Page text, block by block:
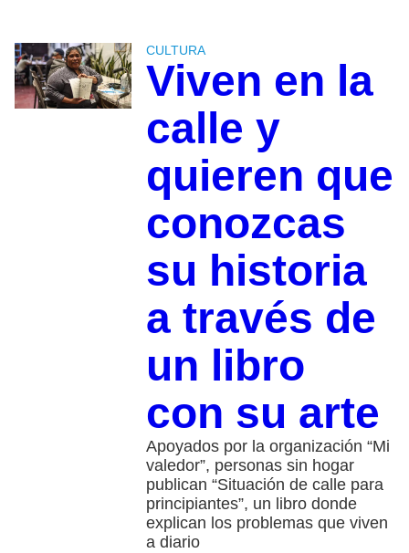
CULTURA
Viven en la
calle y
quieren que
conozcas
su historia
a través de
un libro
con su arte
Apoyados por la organización “Mi
valedor”, personas sin hogar
publican “Situación de calle para
principiantes”, un libro donde
explican los problemas que viven
a diario